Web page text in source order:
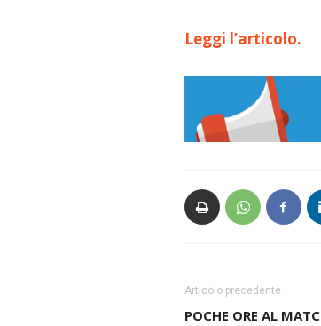
Leggi l’articolo.
Articolo precedente
POCHE ORE AL